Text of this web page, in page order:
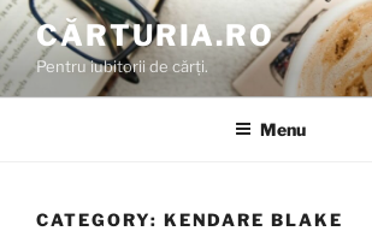
Skip
to
content
CĂRTURIA.RO
Pentru iubitorii de cărți.
Menu
CATEGORY: KENDARE BLAKE